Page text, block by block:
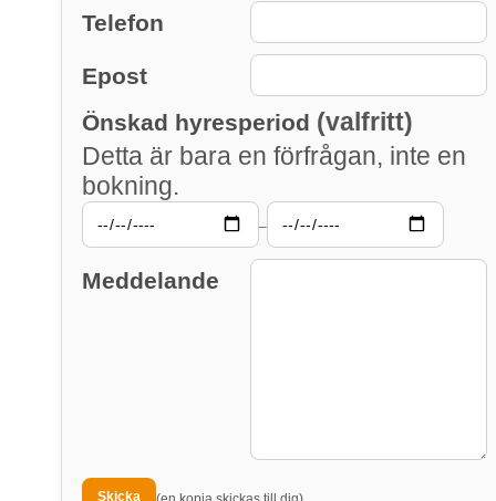
Telefon
Epost
Önskad hyresperiod (valfritt)
Detta är bara en förfrågan, inte en
bokning.
–
Meddelande